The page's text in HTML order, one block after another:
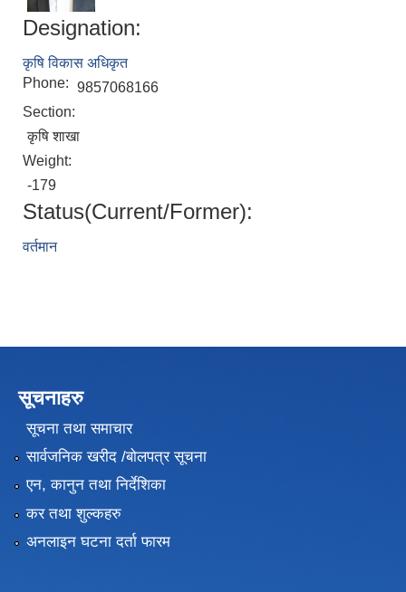
Designation:
कृषि विकास अधिकृत
Phone: 9857068166
Section:
कृषि शाखा
Weight:
-179
Status(Current/Former):
वर्तमान
सूचनाहरु
सूचना तथा समाचार
सार्वजनिक खरीद /बोलपत्र सूचना
एन, कानुन तथा निर्देशिका
कर तथा शुल्कहरु
अनलाइन घटना दर्ता फारम